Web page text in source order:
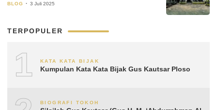
BLOG 3 Juli 2025
TERPOPULER
1 KATA KATA BIJAK
Kumpulan Kata Kata Bijak Gus Kautsar Ploso
BIOGRAFI TOKOH